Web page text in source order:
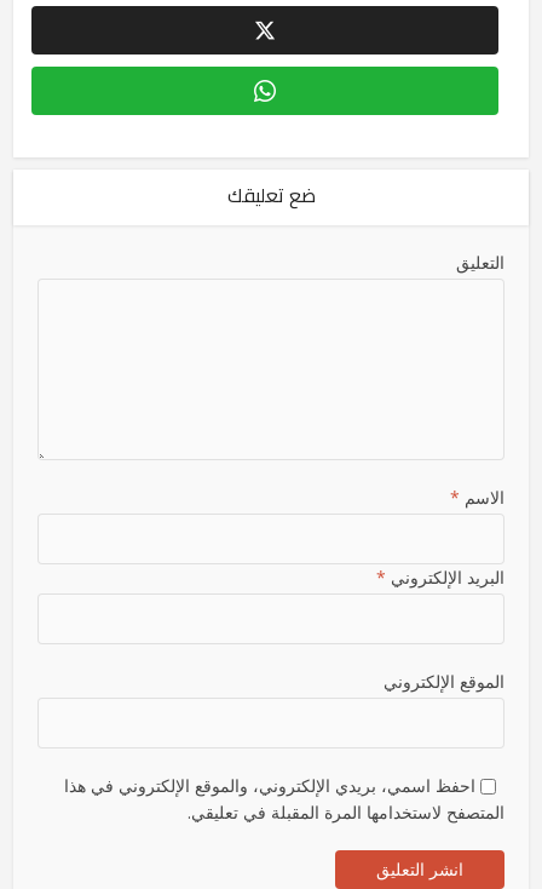
ضع تعليقك
التعليق
الاسم *
البريد الإلكتروني *
الموقع الإلكتروني
احفظ اسمي، بريدي الإلكتروني، والموقع الإلكتروني في هذا
المتصفح لاستخدامها المرة المقبلة في تعليقي.